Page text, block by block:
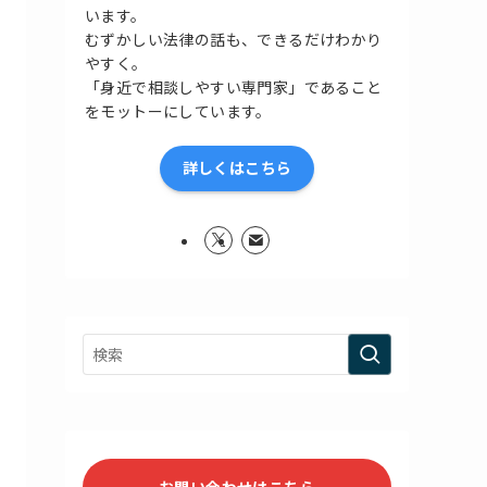
います。
むずかしい法律の話も、できるだけわかり
やすく。
「身近で相談しやすい専門家」であること
をモットーにしています。
詳しくはこちら